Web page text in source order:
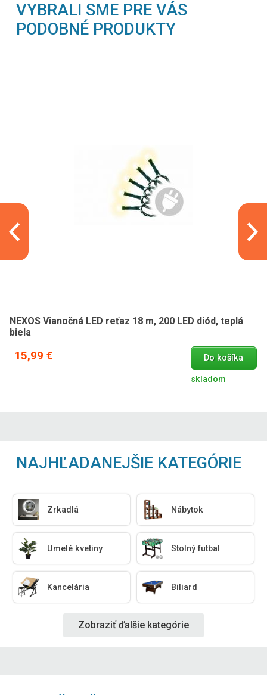
VYBRALI SME PRE VÁS
PODOBNÉ PRODUKTY
NEXOS Vianočná LED reťaz 18 m, 200 LED diód, teplá
biela
15,99 € Do košíka
skladom
NAJHĽADANEJŠIE KATEGÓRIE
Zrkadlá Nábytok
Umelé kvetiny Stolný futbal
Kancelária Biliard
Zobraziť ďalšie kategórie